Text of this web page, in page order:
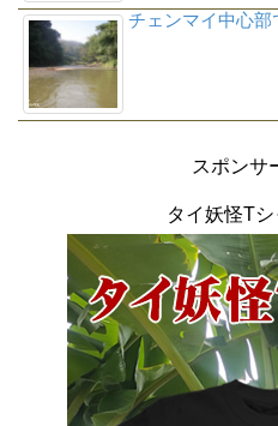
チェンマイ中心部
スポンサ
タイ妖怪T